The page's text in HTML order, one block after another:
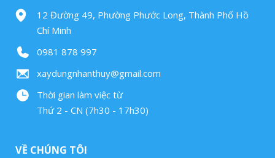
12 Đường 49, Phường Phước Long, Thành Phố Hồ
Chí Minh
0981 878 997
xaydungnhanthuy@gmail.com
Thời gian làm việc từ
Thứ 2 - CN (7h30 - 17h30)
VỀ CHÚNG TÔI